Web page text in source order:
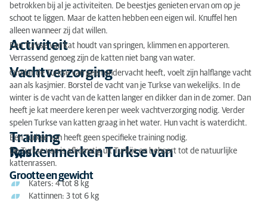
Raskenmerken Turkse van
Erfelijke ziekten
Voeding
Ongecontroleerde of illegale kattenhandel
Kat adopteren
Vijf weetjes over Turkse van’s
betrokken bij al je activiteiten. De beestjes genieten ervan om op je
schoot te liggen. Maar de katten hebben een eigen wil. Knuffel hen
alleen wanneer zij dat willen.
Activiteit
Een Turkse van kat houdt van springen, klimmen en apporteren.
Verrassend genoeg zijn de katten niet bang van water.
Vachtverzorging
Omdat de Turkse van geen ondervacht heeft, voelt zijn halflange vacht
aan als kasjmier. Borstel de vacht van je Turkse van wekelijks. In de
winter is de vacht van de katten langer en dikker dan in de zomer. Dan
heeft je kat meerdere keren per week vachtverzorging nodig. Verder
spelen Turkse van katten graag in het water. Hun vacht is waterdicht.
Training
Een Turkse van heeft geen specifieke training nodig.
Raskenmerken Turkse van
Type
De Turkse van is afkomstig uit Turkije en behoort tot de natuurlijke
kattenrassen.
Grootte en gewicht
Katers: 4 tot 8 kg
Kattinnen: 3 tot 6 kg